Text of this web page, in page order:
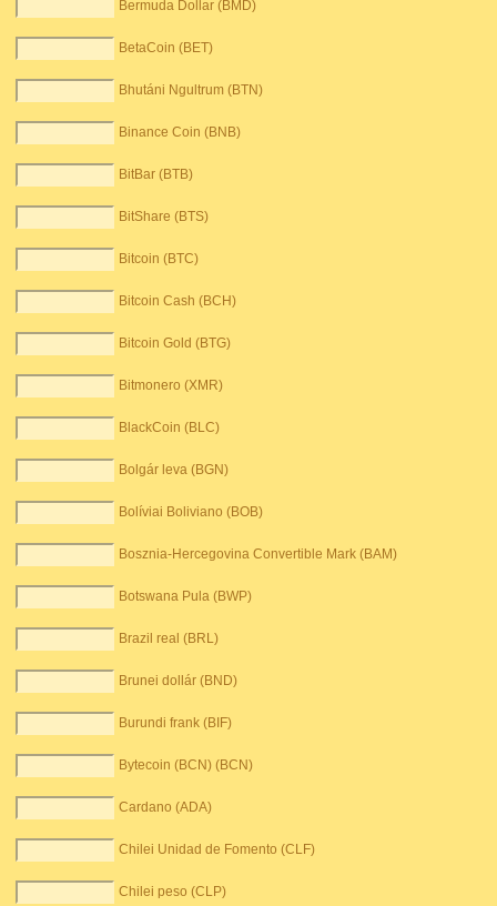
Bermuda Dollar (BMD)
BetaCoin (BET)
Bhutáni Ngultrum (BTN)
Binance Coin (BNB)
BitBar (BTB)
BitShare (BTS)
Bitcoin (BTC)
Bitcoin Cash (BCH)
Bitcoin Gold (BTG)
Bitmonero (XMR)
BlackCoin (BLC)
Bolgár leva (BGN)
Bolíviai Boliviano (BOB)
Bosznia-Hercegovina Convertible Mark (BAM)
Botswana Pula (BWP)
Brazil real (BRL)
Brunei dollár (BND)
Burundi frank (BIF)
Bytecoin (BCN) (BCN)
Cardano (ADA)
Chilei Unidad de Fomento (CLF)
Chilei peso (CLP)